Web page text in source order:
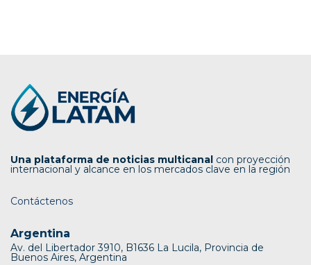
Una plataforma de noticias multicanal con proyección
internacional y alcance en los mercados clave en la región
Contáctenos
Argentina
Av. del Libertador 3910, B1636 La Lucila, Provincia de
Buenos Aires, Argentina